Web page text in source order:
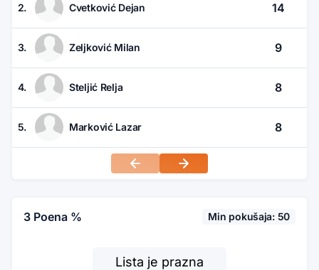
2. Cvetković Dejan 14
3. Zeljković Milan 9
4. Steljić Relja 8
5. Marković Lazar 8
3 Poena % Min pokušaja: 50
Lista je prazna